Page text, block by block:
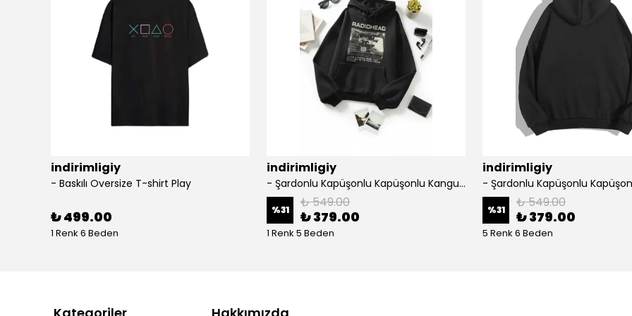
indirimligiy
- Baskılı Oversize T-shirt Play
₺ 499.00
1 Renk 6 Beden
indirimligiy
- Şardonlu Kapüşonlu Kapüşonlu Kanguru Cep Oversize Lastik Paça Sweatshirt Takimi
%31 ₺ 549.00
₺ 379.00
1 Renk 5 Beden
indirimligiy
%31 ₺ 549.00
₺ 379.00
5 Renk 6 Beden